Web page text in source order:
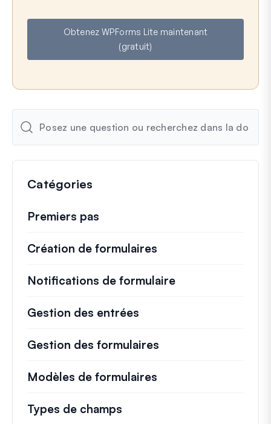
a
i
l
Obtenez WPForms Lite maintenant
(gratuit)
Catégories
Premiers pas
Création de formulaires
Notifications de formulaire
Gestion des entrées
Gestion des formulaires
Modèles de formulaires
Types de champs